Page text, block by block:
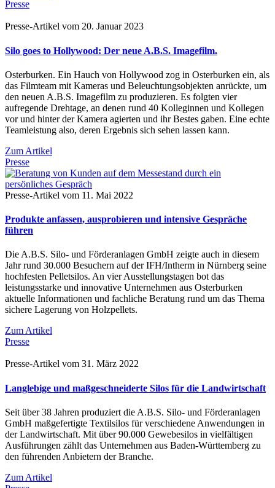
Presse
Presse-Artikel vom 20. Januar 2023
Silo goes to Hollywood: Der neue A.B.S. Imagefilm.
Osterburken. Ein Hauch von Hollywood zog in Osterburken ein, als
das Filmteam mit Kameras und Beleuchtungsobjekten anrückte, um
den neuen A.B.S. Imagefilm zu produzieren. Es folgten vier
aufregende Drehtage, an denen rund 40 Kolleginnen und Kollegen
vor und hinter der Kamera agierten und ihr Bestes gaben. Eine echte
Teamleistung also, deren Ergebnis sich sehen lassen kann.
Zum Artikel
Presse
Presse-Artikel vom 11. Mai 2022
Produkte anfassen, ausprobieren und intensive Gespräche
führen
Die A.B.S. Silo- und Förderanlagen GmbH zeigte auch in diesem
Jahr rund 30.000 Besuchern auf der IFH/Intherm in Nürnberg seine
hochfesten Pelletsilos. An vier Ausstellungstagen bot das
leistungsstarke und innovative Unternehmen aus Osterburken
aktuelle Informationen und fachliche Beratung rund um das Thema
sichere Lagerung von Holzpellets.
Zum Artikel
Presse
Presse-Artikel vom 31. März 2022
Langlebige und maßgeschneiderte Silos für die Landwirtschaft
Seit über 38 Jahren produziert die A.B.S. Silo- und Förderanlagen
GmbH maßgefertigte Textilsilos für verschiedene Anwendungen in
der Landwirtschaft. Mit über 90.000 Gewebesilos in vielfältigen
Ausführungen zählt das Unternehmen aus Baden-Württemberg zu
den führenden Anbietern der Branche.
Zum Artikel